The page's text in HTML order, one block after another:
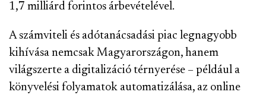
1,7 milliárd forintos árbevételével.
A számviteli és adótanácsadási piac legnagyobb
kihívása nemcsak Magyarországon, hanem
világszerte a digitalizáció térnyerése – például a
könyvelési folyamatok automatizálása, az online